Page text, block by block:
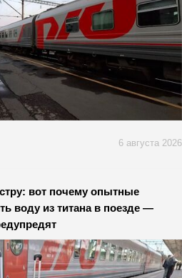
6 августа 2026
вот почему опытные
воду из титана в поезде —